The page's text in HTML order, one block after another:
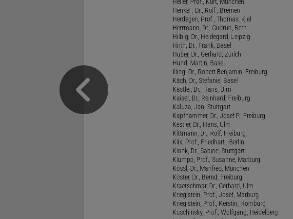
Henkel , Dr., Rolf , Bremen
Herdegen, Prof., Thomas, Kiel
Herrmann, Dr., Gudrun, Bern
Hilbig, Dr., Heidegard, Leipzig
Hirth, Dr., Frank, Basel
Huber, Dr., Gerhard, Zürich
Hund, Martin, Basel
Illing, Dr., Robert Benjamin, Freiburg
Käch, Dr., Stefanie, Basel
Kästler, Dr., Hans, Ulm
Kaiser, Dr., Reinhard, Freiburg
Kaluza, Jan, Stuttgart
Kapfhammer, Dr., Josef P., Freiburg
Kestler, Dr., Hans, Ulm
Kittmann, Dr., Rolf, Freiburg
Klix, Prof., Friedhart , Berlin
Klonk, Dr., Sabine, Stuttgart
Klumpp, Prof., Susanne, Marburg
Kössl, Dr., Manfred, München
Köster, Dr., Bernd, Freiburg
Kraetschmar, Dr., Gerhard, Ulm
Krieglstein, Prof., Josef, Marburg
Krieglstein, Prof., Kerstin, Homburg
Kuschinsky, Prof., Wolfgang, Heidelberg